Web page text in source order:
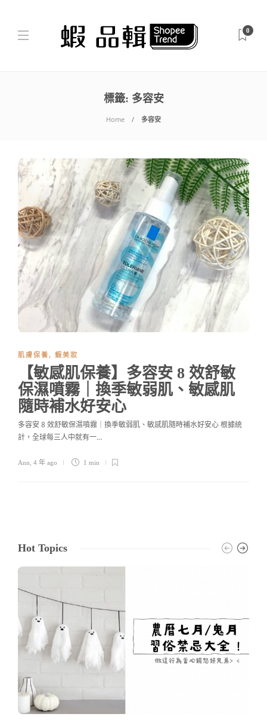
0
標籤: 多容安
Home 多容安
肌膚保養, 蝦美妝
【敏感肌保養】多容安 8 效舒敏
保濕噴霧｜換季敏弱肌、敏感肌
隨時補水好安心
多容安 8 效舒敏保濕噴霧｜換季敏弱肌、敏感肌隨時補水好安心 根據統
計，全球每三人中就有一…
Ann 4 年 ago 1 min
Hot Topics